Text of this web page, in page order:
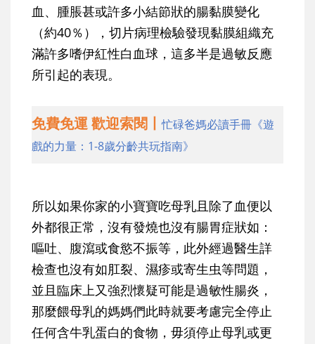
血、腫脹甚或許多小結節狀的腸黏膜變化
（約40％），切片病理檢驗發現黏膜組織充
滿許多嗜伊紅性白血球，這多半是過敏反應
所引起的表現。
免費免運 歡迎索閱丨忙碌爸媽必讀手冊《遊
戲的力量：1-8歲分齡共玩指南》
所以如果你家的小寶寶吃母乳且除了血便以
外都很正常，沒有發燒也沒有腸胃症狀如：
嘔吐、腹瀉或食慾不振等，此外經過醫生詳
檢查也沒有如肛裂、濕疹或寄生虫等問題，
並且臨床上又強烈懷疑可能是過敏性腸炎，
那麼餵母乳的媽媽們此時就要考慮完全停止
任何含牛乳蛋白的食物，毋須停止母乳或更